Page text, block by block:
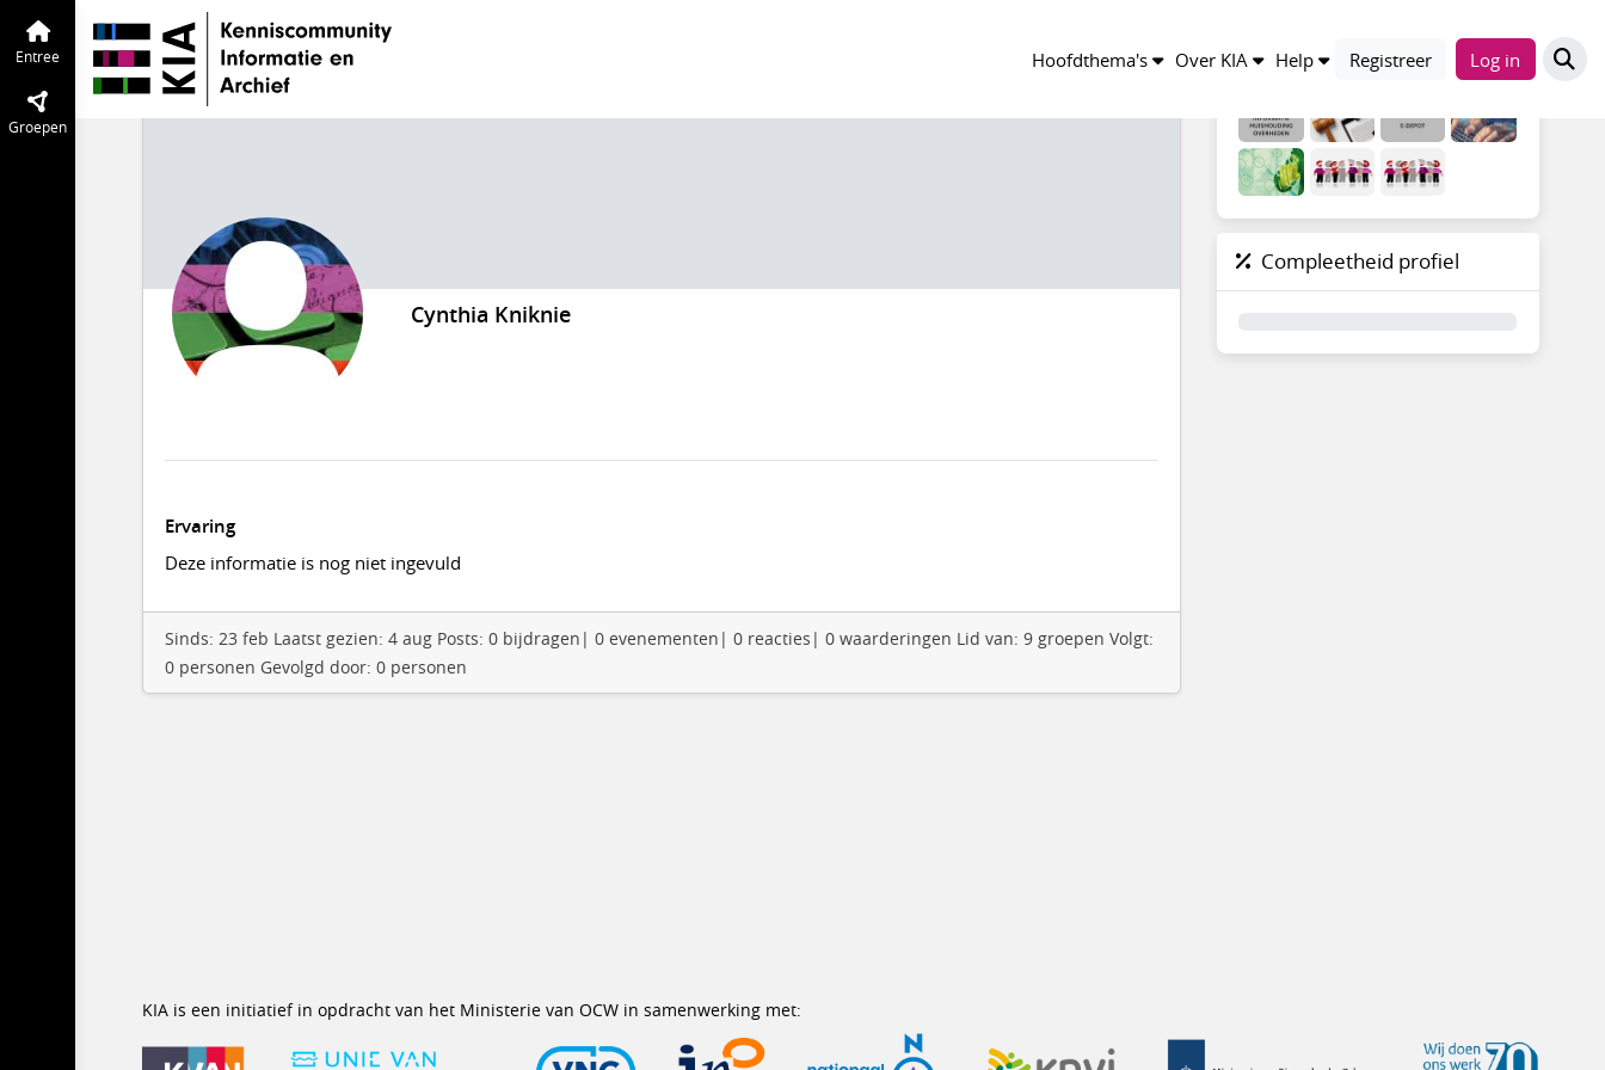
Hoofdthema's Over KIA Help Registreer Log in
Entree
Groepen
Cynthia Kniknie
Ervaring
Deze informatie is nog niet ingevuld
Sinds: 23 feb Laatst gezien: 4 aug Posts: 0 bijdragen| 0 evenementen| 0 reacties| 0 waarderingen Lid van: 9 groepen Volgt:
0 personen Gevolgd door: 0 personen
Compleetheid profiel
KIA is een initiatief in opdracht van het Ministerie van OCW in samenwerking met: